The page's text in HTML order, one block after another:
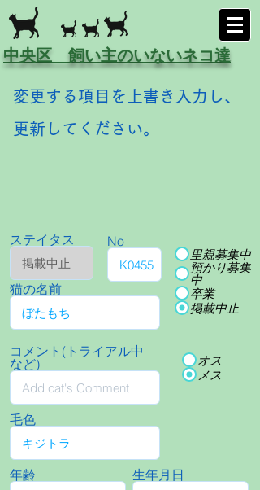
中央区 飼い主のいないネコ達
変更する項目を上書き入力し、
更新してください。
ステイタス No
猫の名前
里親募集中
預かり募集
中
卒業
掲載中止
コメント(トライアル中
など)
オス
メス
毛色
年齢 生年月日